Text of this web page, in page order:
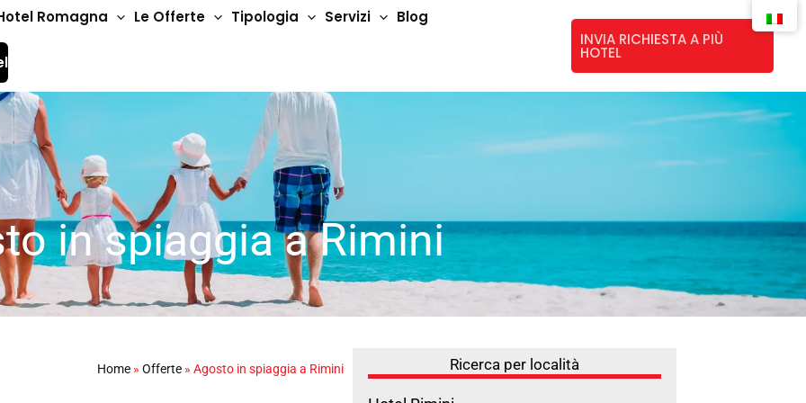
Romagna Le Offerte Tipologia Servizi Blog
INVIA RICHIESTA A PIÙ
HOTEL
in spiaggia a Rimini
Home » Offerte » Agosto in spiaggia a Rimini Ricerca per località